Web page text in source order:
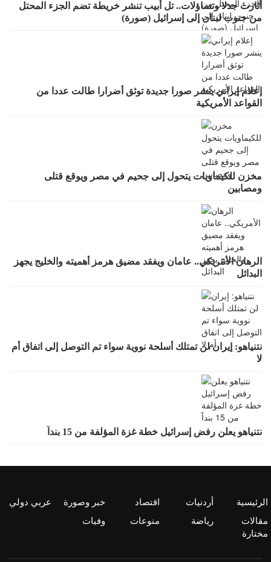
أثارت جدلا وتساؤلات.. تل أبيب تنشر خريطة تضم الجزء المحتل
من جنوب لبنان إلى إسرائيل (صورة)
إعلام إيراني ينشر صورا جديدة توثق أضرارا طالت عددا من
القواعد الأمريكية
مخزن للكيماويات يتحول إلى جحيم في مصر ويوقع قتلى
ومصابين
الرهان الأمريكي.. عامان ويفقد مضيق هرمز أهميته والخليج يجهز
البدائل
نتنياهو: إيران لن تمتلك أسلحة نووية سواء تم التوصل إلى اتفاق أم
لا
نتنياهو يعلن رفض إسرائيل خطة غزة المؤلفة من 15 بنداً
الرئيسية أردنيات اقتصاد خبر وصورة
عربي دولي
مقالات
مختارة
رياضة منوعات وفيات